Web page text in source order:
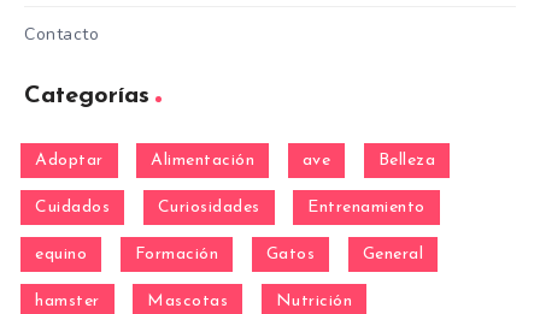
Contacto
Categorías
Adoptar Alimentación ave Belleza
Cuidados Curiosidades Entrenamiento
equino Formación Gatos General
hamster Mascotas Nutrición